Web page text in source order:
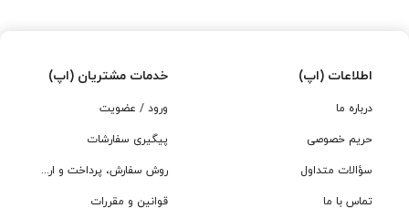
اطلاعات (اپ)
درباره ما
حریم خصوصی
سؤالات متداول
تماس با ما
خدمات مشتریان (اپ)
ورود / عضویت
پیگیری سفارشات
روش سفارش، پرداخت و ارسال
قوانین و مقررات